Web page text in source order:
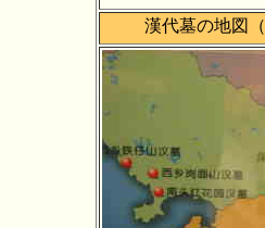
漢代墓の地図（